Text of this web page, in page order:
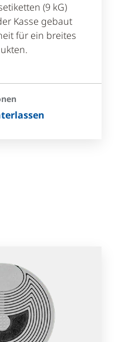
(9 kG)
Kasse gebaut
für ein breites